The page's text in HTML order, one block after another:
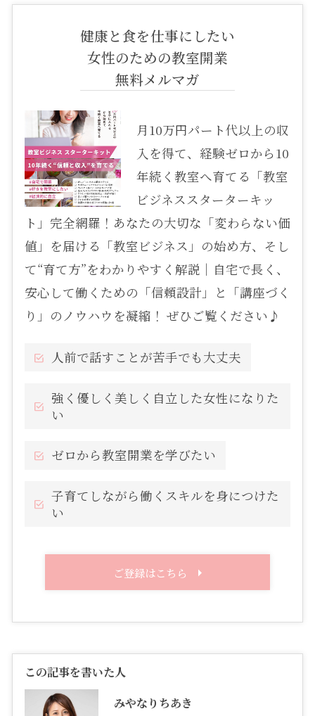
健康と食を仕事にしたい
女性のための教室開業
無料メルマガ
月10万円パート代以上の収
入を得て、経験ゼロから10
年続く教室へ育てる「教室
ビジネススターターキッ
ト」完全網羅！あなたの大切な「変わらない価
値」を届ける「教室ビジネス」の始め方、そし
て“育て方”をわかりやすく解説｜自宅で長く、
安心して働くための「信頼設計」と「講座づく
り」のノウハウを凝縮！ ぜひご覧ください♪
人前で話すことが苦手でも大丈夫
強く優しく美しく自立した女性になりた
い
ゼロから教室開業を学びたい
子育てしながら働くスキルを身につけた
い
ご登録はこちら
この記事を書いた人
みやなりちあき